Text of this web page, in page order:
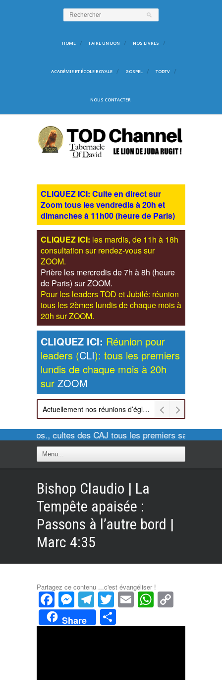
HOME FAIRE UN DON NOS LIVRES
ACADÉMIE ET ÉCOLE ROYALE GOSPEL TODTV
NOUS CONTACTER
CLIQUEZ ICI: Culte en direct sur
Zoom tous les vendredis à 20h et
dimanches à 11h00 (heure de Paris)
CLIQUEZ ICI: les mardis, de 11h à 18h
consultation sur rendez-vous sur
ZOOM.
Prière les mercredis de 7h à 8h (heure
de Paris) sur ZOOM.
Pour les leaders TOD et Jubilé: réunion
tous les 2èmes lundis de chaque mois à
20h sur ZOOM.
CLIQUEZ ICI: Réunion pour
leaders (CLI): tous les premiers
lundis de chaque mois à 20h
sur ZOOM
Actuellement nos réunions d’église sont retransmises sur ZOOM les dimanches à 11h et vendredis à 20h00
Pour infos., cultes des CAJ tous les premiers samedis
Bishop Claudio | La
Tempête apaisée :
Passons à l’autre bord |
Marc 4:35
Partagez ce contenu ...c'est évangéliser !
Facebook
Messenger
Telegram
Twitter
Email
Share